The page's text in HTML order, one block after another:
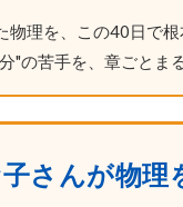
理を、この40日で根
"の苦手を、章ごとま
さんが物